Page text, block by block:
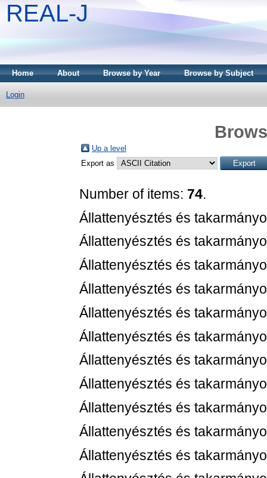
REAL-J
Home About Browse by Year Browse by Subject
Login
Up a level
Export as
Number of items: 74.
Állattenyésztés és
Állattenyésztés és
Állattenyésztés és
Állattenyésztés és
Állattenyésztés és
Állattenyésztés és
Állattenyésztés és
Állattenyésztés és
Állattenyésztés és
Állattenyésztés és
Állattenyésztés és